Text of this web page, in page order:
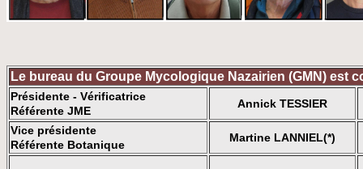
Le bureau du Groupe Mycologique Nazairien (GMN) est
Présidente - Vérificatrice
Référente JME
Annick TESSIER
Vice présidente
Référente Botanique
Martine LANNIEL(*)